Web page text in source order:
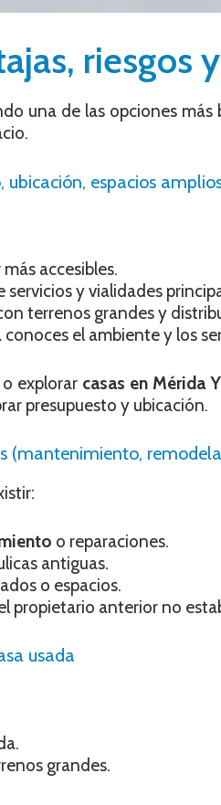
riesgos
una de las opciones
ubicación, espacios
accesibles.
servicios y vialidades
terrenos grandes y
conoces el ambiente y los
explorar casas en Mérida
presupuesto y ubicación.
(mantenimiento,
o reparaciones.
antiguas.
o espacios.
propietario anterior no
usada
grandes.